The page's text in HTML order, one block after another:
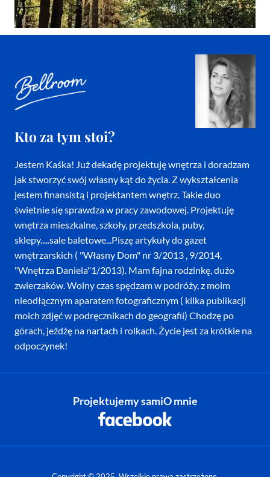
Kto za tym stoi?
Jestem Kaśka! Już dekadę projektuję wnętrza i doradzam
jak stworzyć swój własny kąt do życia. Z wykształcenia
jestem finansistą i projektantem wnętrz. Takie duo
świetnie się sprawdza w pracy zawodowej. Projektuję
wnętrza mieszkalne, szkoły, przedszkola, puby,
sklepy.....sale baletowe...Piszę artykuły do gazet
wnętrzarskich ( "Własny Dom" nr 3/2013 , 9/2014,
"Wnętrza Daniela"1/2013). Mam fajna rodzinkę, dużo
zwierzaków. Wolny czas spędzam w podróży, z moim
nieodłącznym aparatem fotograficznym ( kilka publikacji
moich zdjęć w podręcznikach do geografii) Chodzę po
górach, jeżdżę na nartach i rolkach. Życie jest za krótkie na
odpoczynek!
Projektujemy samiO mnie